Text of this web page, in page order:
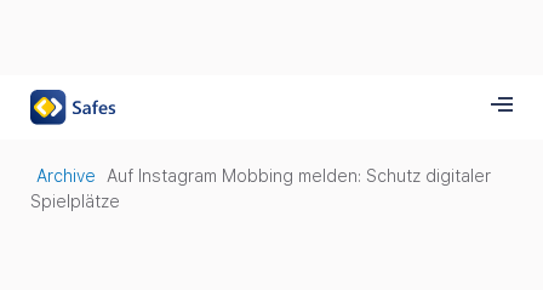
Archive
Auf Instagram Mobbing melden: Schutz digitaler
Spielplätze